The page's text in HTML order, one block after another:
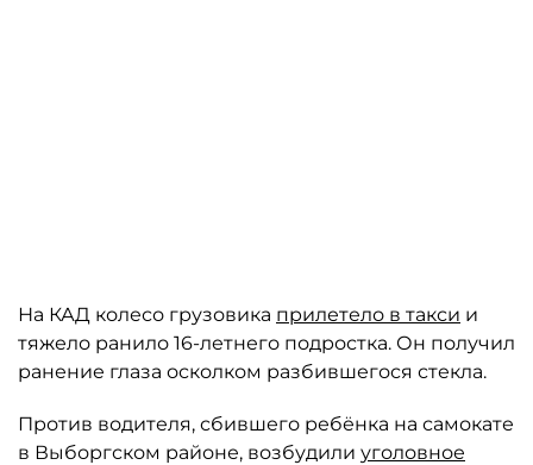
На КАД колесо грузовика прилетело в такси и
тяжело ранило 16-летнего подростка. Он получил
ранение глаза осколком разбившегося стекла.
Против водителя, сбившего ребёнка на самокате
в Выборгском районе, возбудили уголовное